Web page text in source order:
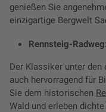
genießen Sie
einzigartige Bergwelt
Rennsteig-Radweg:
Der Klassiker unter den
auch hervorragend für
Sie dem historischen
Wald und erleben